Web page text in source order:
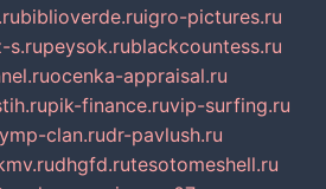
biblioverde.ruigro-pictures.ru
s.rupeysok.rublackcountess.ru
ocenka-appraisal.ru
pik-finance.ruvip-surfing.ru
clan.rudr-pavlush.ru
dhgfd.rutesotomeshell.ru